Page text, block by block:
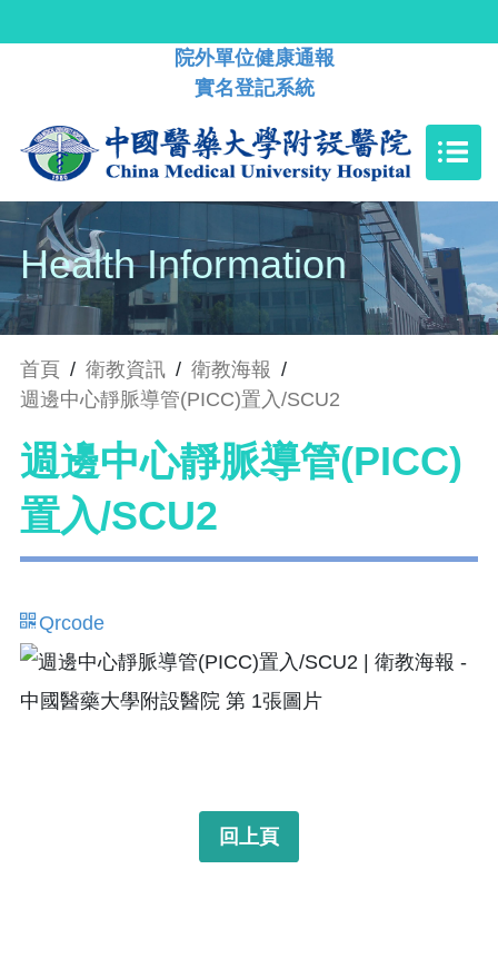
院外單位健康通報
實名登記系統
Health Information
首頁 / 衛教資訊 / 衛教海報 /
週邊中心靜脈導管(PICC)置入/SCU2
週邊中心靜脈導管(PICC)
置入/SCU2
Qrcode
回上頁